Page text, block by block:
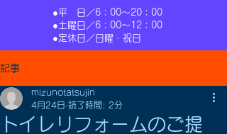
​●平 日／6：00～20：00
​●土曜日／6：00～12：00
​●定休日／日曜・祝日​
記事
トイレリフォームのご提
mizunotatsujin
4月24日 読了時間: 2分